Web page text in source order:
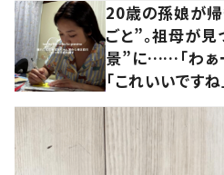
20歳の孫娘が
ごと”。祖母が
景”に……「わぁ
「これいいですね